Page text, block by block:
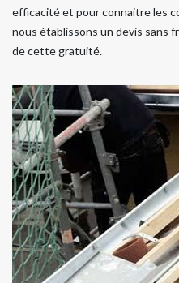
efficacité et pour connaitre les
nous établissons un devis sans
de cette gratuité.